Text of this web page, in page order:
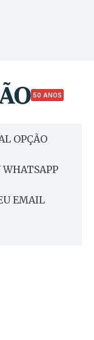
50 ANOS
OPÇÃO
WHATSAPP
EMAIL